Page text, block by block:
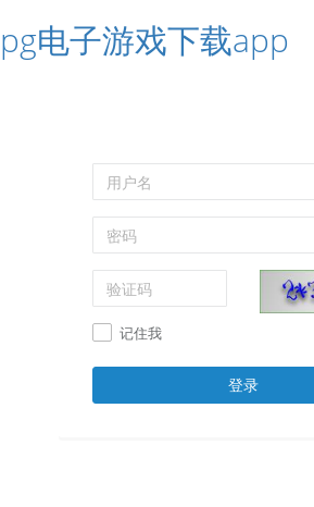
pg电子游戏下载app
记住我
登录